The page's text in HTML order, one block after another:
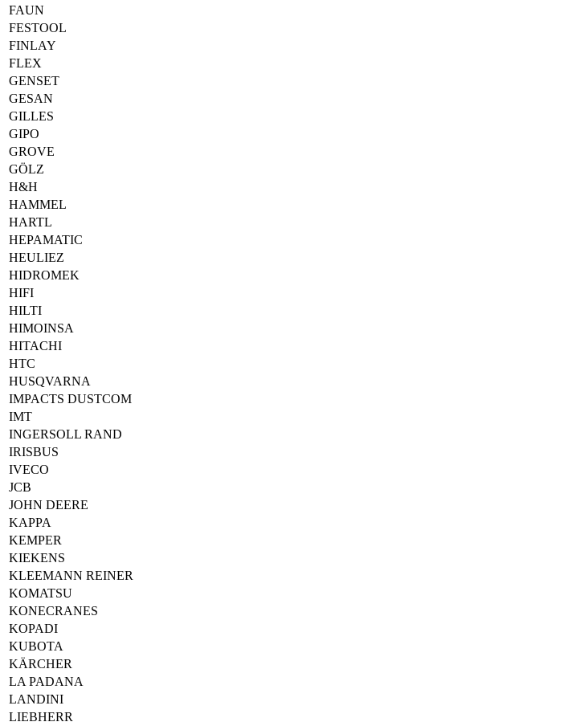
FAUN
FESTOOL
FINLAY
FLEX
GENSET
GESAN
GILLES
GIPO
GROVE
GÖLZ
H&H
HAMMEL
HARTL
HEPAMATIC
HEULIEZ
HIDROMEK
HIFI
HILTI
HIMOINSA
HITACHI
HTC
HUSQVARNA
IMPACTS DUSTCOM
IMT
INGERSOLL RAND
IRISBUS
IVECO
JCB
JOHN DEERE
KAPPA
KEMPER
KIEKENS
KLEEMANN REINER
KOMATSU
KONECRANES
KOPADI
KUBOTA
KÄRCHER
LA PADANA
LANDINI
LIEBHERR